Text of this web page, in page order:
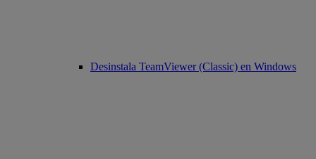
Desinstala TeamViewer (Classic) en Windows